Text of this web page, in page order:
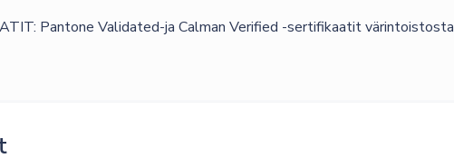
Pantone Validated-ja Calman Verified -sertifikaatit värintoistosta